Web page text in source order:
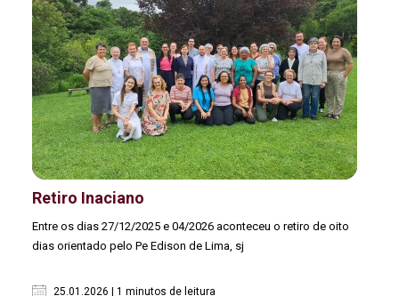
Retiro Inaciano
Entre os dias 27/12/2025 e 04/2026 aconteceu o retiro de oito
dias orientado pelo Pe Edison de Lima, sj
25.01.2026 | 1 minutos de leitura